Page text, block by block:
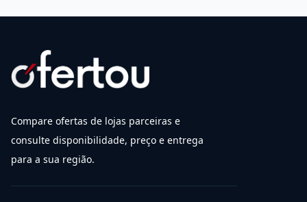
Compare ofertas de lojas parceiras e
consulte disponibilidade, preço e entrega
para a sua região.